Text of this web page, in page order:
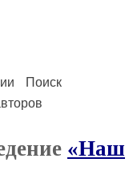
Поиск
«Наш